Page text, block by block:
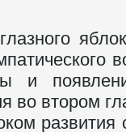
и
во втором
развития